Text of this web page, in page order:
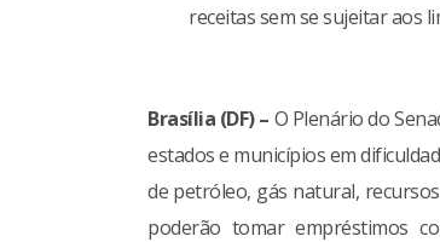
receitas sem se sujeitar aos
Brasília (DF) – O Plenário do
estados e municípios em
de petróleo, gás natural,
poderão tomar empréstimos